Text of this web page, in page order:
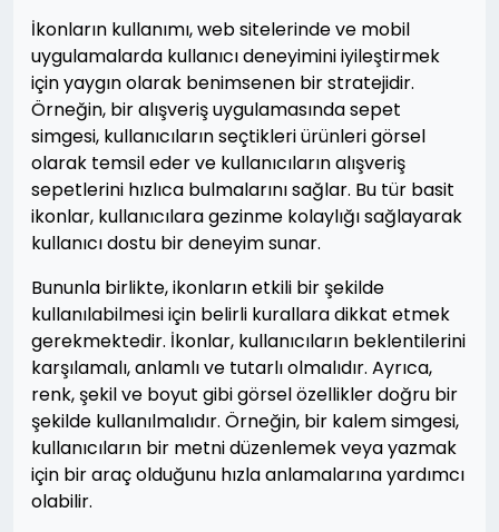
İkonların kullanımı, web sitelerinde ve mobil
uygulamalarda kullanıcı deneyimini iyileştirmek
için yaygın olarak benimsenen bir stratejidir.
Örneğin, bir alışveriş uygulamasında sepet
simgesi, kullanıcıların seçtikleri ürünleri görsel
olarak temsil eder ve kullanıcıların alışveriş
sepetlerini hızlıca bulmalarını sağlar. Bu tür basit
ikonlar, kullanıcılara gezinme kolaylığı sağlayarak
kullanıcı dostu bir deneyim sunar.
Bununla birlikte, ikonların etkili bir şekilde
kullanılabilmesi için belirli kurallara dikkat etmek
gerekmektedir. İkonlar, kullanıcıların beklentilerini
karşılamalı, anlamlı ve tutarlı olmalıdır. Ayrıca,
renk, şekil ve boyut gibi görsel özellikler doğru bir
şekilde kullanılmalıdır. Örneğin, bir kalem simgesi,
kullanıcıların bir metni düzenlemek veya yazmak
için bir araç olduğunu hızla anlamalarına yardımcı
olabilir.